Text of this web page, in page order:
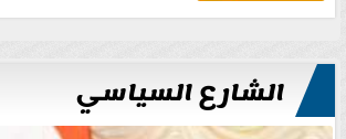
الشارع السياسي